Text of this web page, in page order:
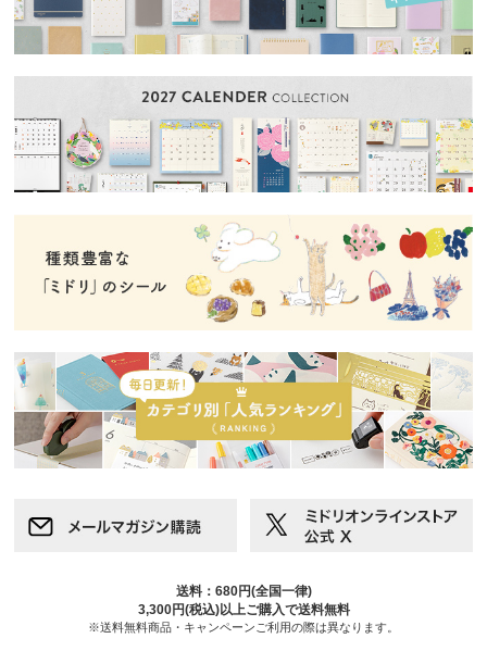
送料：680円(全国一律)
3,300円(税込)以上ご購入で送料無料
※送料無料商品・キャンペーンご利用の際は異なります。